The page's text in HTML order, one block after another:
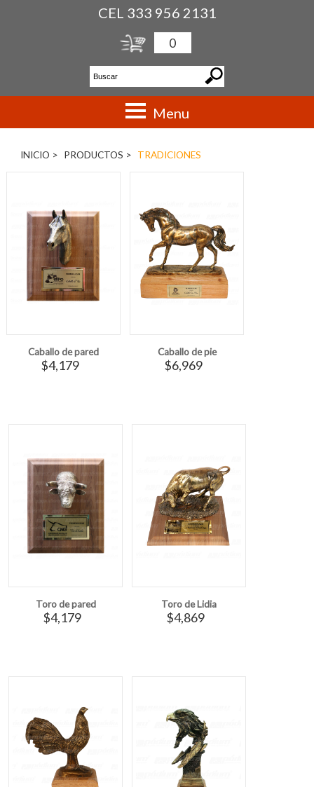
CEL 333 956 2131
0
Menu
INICIO > PRODUCTOS > TRADICIONES
Caballo de pared
$4,179
Caballo de pie
$6,969
Toro de pared
$4,179
Toro de Lidia
$4,869